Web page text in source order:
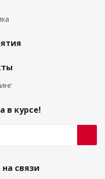
в курсе!
связи